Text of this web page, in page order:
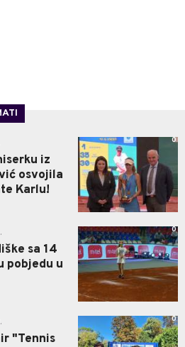
iz
osvojila
Karlu!
0
sa 14
pobjedu u
0
"Tennis
0